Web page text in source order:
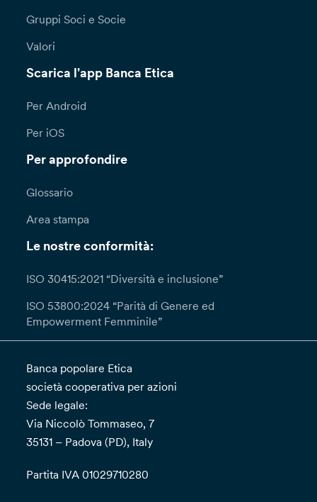
Gruppi Soci e Socie
Valori
Scarica l'app Banca Etica
Per Android
Per iOS
Per approfondire
Glossario
Area stampa
Le nostre conformità:
ISO 30415:2021 “Diversità e inclusione”
ISO 53800:2024 “Parità di Genere ed
Empowerment Femminile”
Banca popolare Etica
società cooperativa per azioni
Sede legale:
Via Niccolò Tommaseo, 7
35131 – Padova (PD), Italy
Partita IVA 01029710280